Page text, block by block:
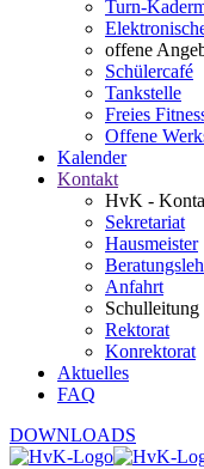
Turn-
offene
Schülercafé
Tankstelle
Freies
Offene
Kalender
Kontakt
HvK -
Sekretariat
Hausmeister
Anfahrt
Schulleitung
Rektorat
Konrektorat
Aktuelles
FAQ
DOWNLOADS